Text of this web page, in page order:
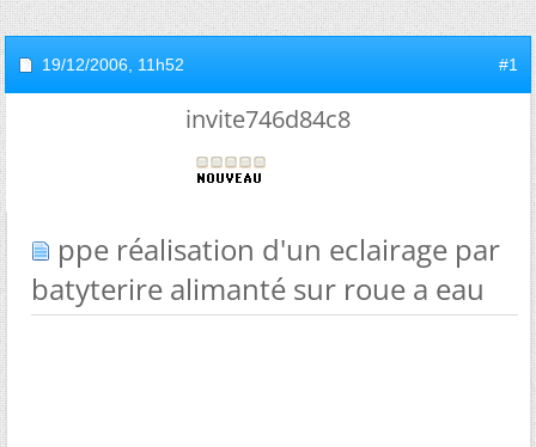
19/12/2006, 11h52 #1
invite746d84c8
ppe réalisation d'un eclairage par
batyterire alimanté sur roue a eau